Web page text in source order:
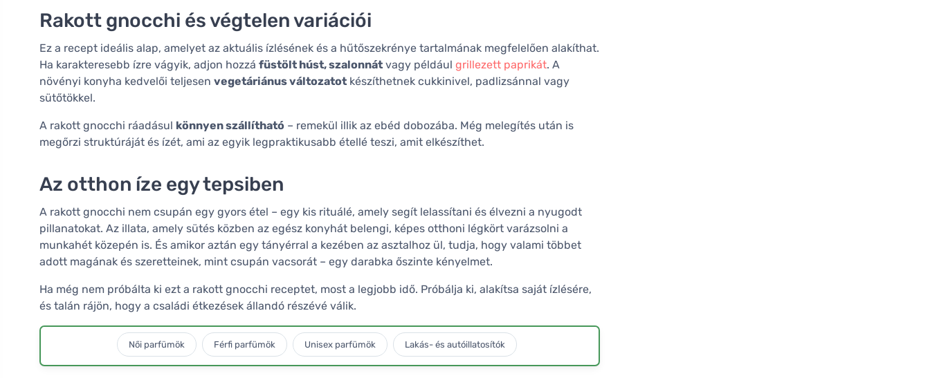
Rakott gnocchi és végtelen variációi
Ez a recept ideális alap, amelyet az aktuális ízlésének és a hűtőszekrénye tartalmának megfelelően alakíthat.
Ha karakteresebb ízre vágyik, adjon hozzá füstölt húst, szalonnát vagy például grillezett paprikát. A
növényi konyha kedvelői teljesen vegetáriánus változatot készíthetnek cukkinivel, padlizsánnal vagy
sütőtökkel.
A rakott gnocchi ráadásul könnyen szállítható – remekül illik az ebéd dobozába. Még melegítés után is
megőrzi struktúráját és ízét, ami az egyik legpraktikusabb étellé teszi, amit elkészíthet.
Az otthon íze egy tepsiben
A rakott gnocchi nem csupán egy gyors étel – egy kis rituálé, amely segít lelassítani és élvezni a nyugodt
pillanatokat. Az illata, amely sütés közben az egész konyhát belengi, képes otthoni légkört varázsolni a
munkahét közepén is. És amikor aztán egy tányérral a kezében az asztalhoz ül, tudja, hogy valami többet
adott magának és szeretteinek, mint csupán vacsorát – egy darabka őszinte kényelmet.
Ha még nem próbálta ki ezt a rakott gnocchi receptet, most a legjobb idő. Próbálja ki, alakítsa saját ízlésére,
és talán rájön, hogy a családi étkezések állandó részévé válik.
Női parfümök Férfi parfümök Unisex parfümök Lakás- és autóillatosítók